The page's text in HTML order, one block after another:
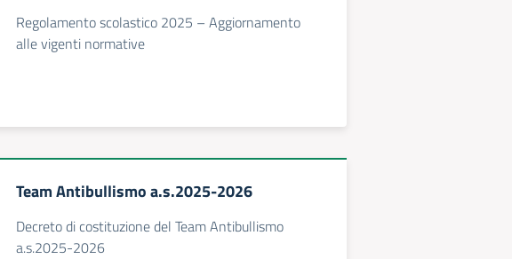
Regolamento scolastico 2025 – Aggiornamento
alle vigenti normative
Team Antibullismo a.s.2025-2026
Decreto di costituzione del Team Antibullismo
a.s.2025-2026